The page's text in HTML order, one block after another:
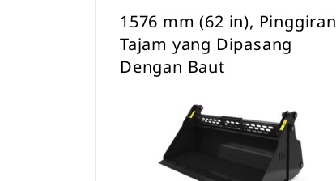
1576 mm (62 in), Pinggiran
Tajam yang Dipasang
Dengan Baut